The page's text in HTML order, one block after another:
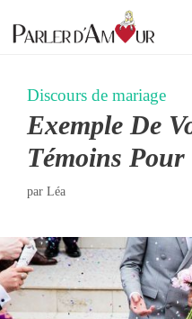
au
Discours de mariage
Exemple De
Témoins
par Léa